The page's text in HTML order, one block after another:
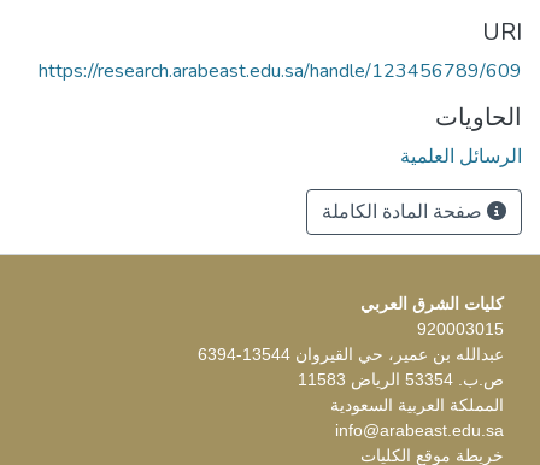
URI
https://research.arabeast.edu.sa/handle/123456789/609
الحاويات
الرسائل العلمية
صفحة المادة الكاملة
كليات الشرق العربي
920003015
عبدالله بن عمير، حي القيروان 13544-6394
ص.ب. 53354 الرياض 11583
المملكة العربية السعودية
info@arabeast.edu.sa
خريطة موقع الكليات